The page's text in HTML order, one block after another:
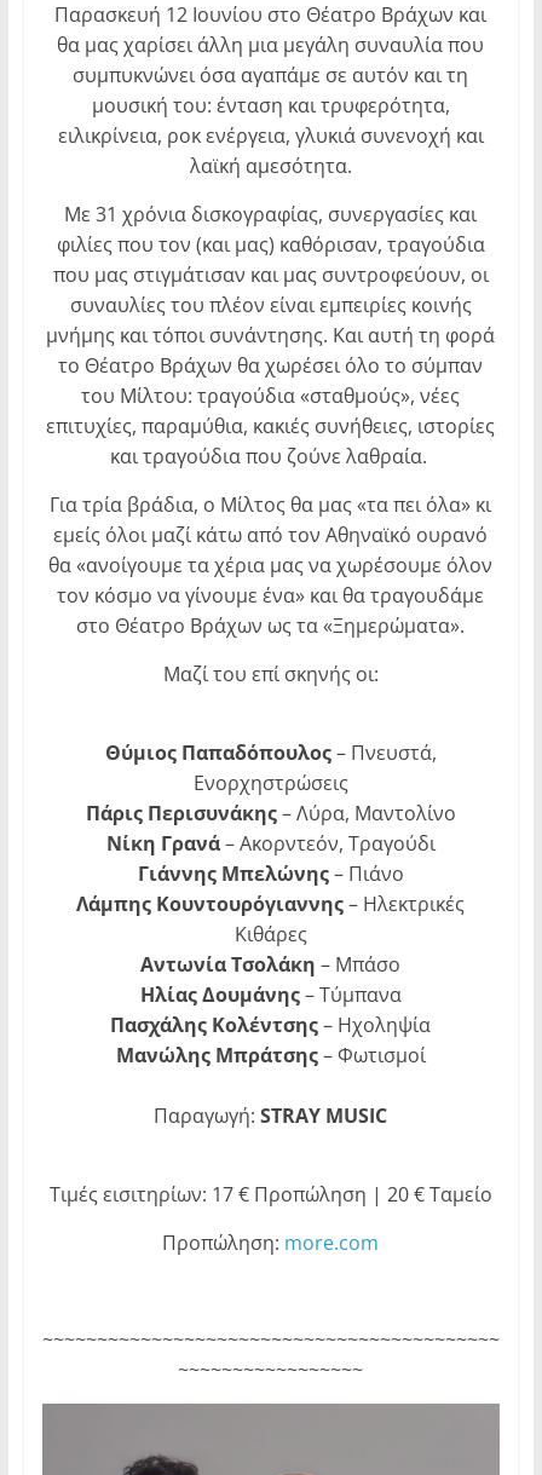
Παρασκευή 12 Ιουνίου στο Θέατρο Βράχων και
θα μας χαρίσει άλλη μια μεγάλη συναυλία που
συμπυκνώνει όσα αγαπάμε σε αυτόν και τη
μουσική του: ένταση και τρυφερότητα,
ειλικρίνεια, ροκ ενέργεια, γλυκιά συνενοχή και
λαϊκή αμεσότητα.
Με 31 χρόνια δισκογραφίας, συνεργασίες και
φιλίες που τον (και μας) καθόρισαν, τραγούδια
που μας στιγμάτισαν και μας συντροφεύουν, οι
συναυλίες του πλέον είναι εμπειρίες κοινής
μνήμης και τόποι συνάντησης. Και αυτή τη φορά
το Θέατρο Βράχων θα χωρέσει όλο το σύμπαν
του Μίλτου: τραγούδια «σταθμούς», νέες
επιτυχίες, παραμύθια, κακιές συνήθειες, ιστορίες
και τραγούδια που ζούνε λαθραία.
Για τρία βράδια, ο Μίλτος θα μας «τα πει όλα» κι
εμείς όλοι μαζί κάτω από τον Αθηναϊκό ουρανό
θα «ανοίγουμε τα χέρια μας να χωρέσουμε όλον
τον κόσμο να γίνουμε ένα» και θα τραγουδάμε
στο Θέατρο Βράχων ως τα «Ξημερώματα».
Μαζί του επί σκηνής οι:
Θύμιος Παπαδόπουλος– Πνευστά,
Ενορχηστρώσεις
Πάρις Περισυνάκης– Λύρα, Μαντολίνο
Νίκη Γρανά– Ακορντεόν, Τραγούδι
Γιάννης Μπελώνης– Πιάνο
Λάμπης Κουντουρόγιαννης– Ηλεκτρικές
Κιθάρες
Αντωνία Τσολάκη– Μπάσο
Ηλίας Δουμάνης– Τύμπανα
Πασχάλης Κολέντσης– Ηχοληψία
Μανώλης Μπράτσης– Φωτισμοί
Παραγωγή:STRAY MUSIC
Τιμές εισιτηρίων: 17 € Προπώληση | 20 € Ταμείο
Προπώληση: more.com
~~~~~~~~~~~~~~~~~~~~~~~~~~~~~~~~~~~~~~~~~~
~~~~~~~~~~~~~~~~~